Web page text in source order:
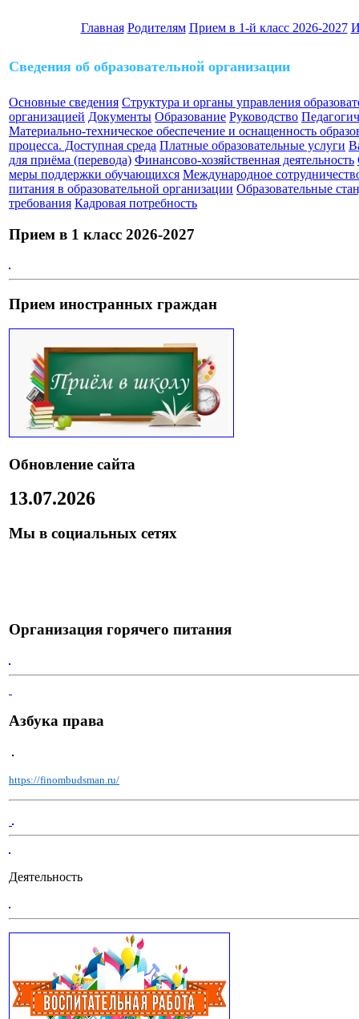
Главная Родителям Прием в 1-й класс 2026-2027
Сведения об образовательной организации
Основные сведения Структура и органы управления
организацией Документы Образование Руководство
Материально-техническое обеспечение и оснащенность
процесса. Доступная среда Платные образовательные услуги
для приёма (перевода) Финансово-хозяйственная деятельность
меры поддержки обучающихся Международное
питания в образовательной организации Образовательные
требования Кадровая потребность
Прием в 1 класс 2026-2027
Прием иностранных граждан
Обновление сайта
13.07.2026
Мы в социальных сетях
Организация горячего питания
Азбука права
https://finombudsman.ru/
Деятельность